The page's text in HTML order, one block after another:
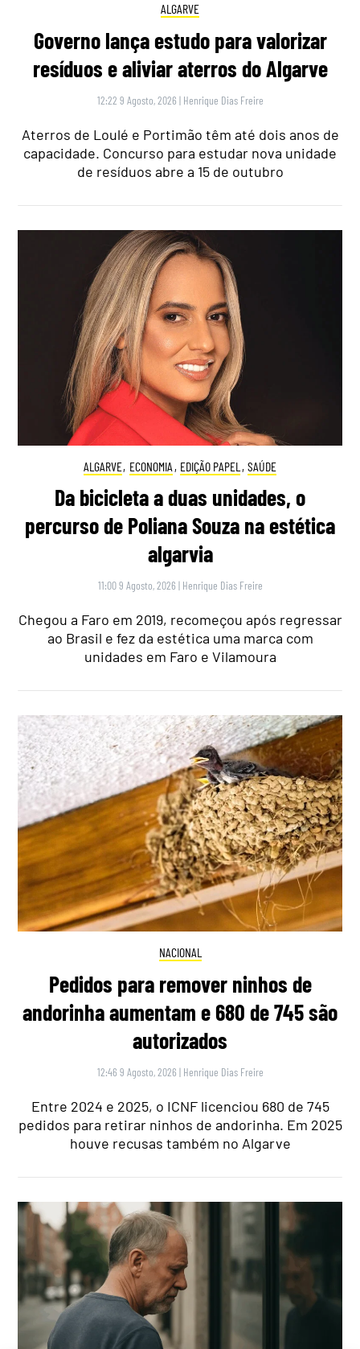
ALGARVE
Governo lança estudo para valorizar
resíduos e aliviar aterros do Algarve
12:22 9 Agosto, 2026 | Henrique Dias Freire
Aterros de Loulé e Portimão têm até dois anos de
capacidade. Concurso para estudar nova unidade
de resíduos abre a 15 de outubro
ALGARVE, ECONOMIA , EDIÇÃO PAPEL , SAÚDE
Da bicicleta a duas unidades, o
percurso de Poliana Souza na estética
algarvia
11:00 9 Agosto, 2026 | Henrique Dias Freire
Chegou a Faro em 2019, recomeçou após regressar
ao Brasil e fez da estética uma marca com
unidades em Faro e Vilamoura
NACIONAL
Pedidos para remover ninhos de
andorinha aumentam e 680 de 745 são
autorizados
12:46 9 Agosto, 2026 | Henrique Dias Freire
Entre 2024 e 2025, o ICNF licenciou 680 de 745
pedidos para retirar ninhos de andorinha. Em 2025
houve recusas também no Algarve